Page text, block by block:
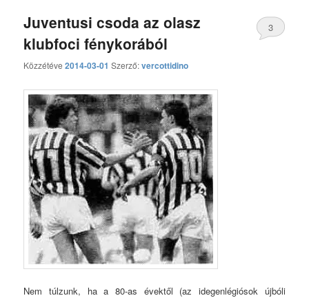
Juventusi csoda az olasz
klubfoci fénykorából
Közzétéve2014-03-01 Szerző:vercottidino
3
Nem túlzunk, ha a 80-as évektől (az idegenlégiósok újbóli